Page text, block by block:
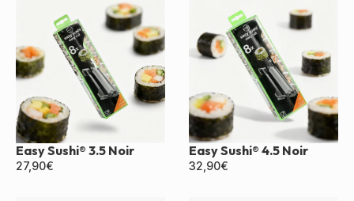
Easy Sushi® 3.5 Noir
27,90€
Easy Sushi® 4.5 Noir
32,90€